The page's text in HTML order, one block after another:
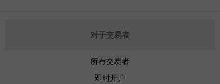
对于交易者
所有交易者
即时开户